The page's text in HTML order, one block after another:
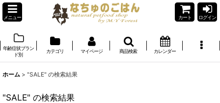
メニュー カート ログイン
年齢症状ブラン
ド別
カテゴリ マイページ 商品検索 カレンダー
ホーム > "SALE" の検索結果
"SALE" の検索結果